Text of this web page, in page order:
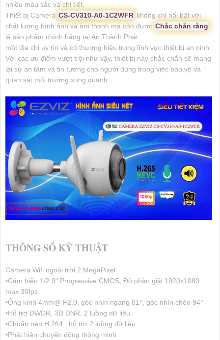
nhiều màu sắc và chi tiết.
Thiết bị Camera CS-CV310-A0-1C2WFR không chỉ nổi bật với
chất lượng hình ảnh và âm thanh mà còn được Chắc chắn rằng
là sản phẩm chính hãng tại An Thành Phát
một địa chỉ uy tín và có thương hiệu trong lĩnh vực thiết bị an ninh.
Với các ưu điểm vượt trội như vậy, thiết bị này chắc chắn sẽ mang
lại sự an tâm và tin tưởng cho người dùng trong việc bảo vệ và
quan sát môi trường xung quanh.
THÔNG SỐ KỸ THUẬT
Camera Wifi ngoài trời 2 MegaPixel
•Cảm biến 1/2.9" Progressive CMOS, Độ phân giải 1920x1080
max 30fps
•Ống kính 4mm@ F2.0, góc nhìn ngang 81°, góc nhìn chéo 94°
•Hỗ trợ DWDR, 3D DNR, 2 luồng dữ liệu,
•Chuấn nén H.264 , hỗ trợ 2 luồng dữ liệu
•Phát hiện chuyển động thông minh